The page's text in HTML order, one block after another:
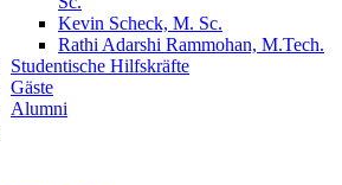
Kevin Scheck, M. Sc.
Rathi Adarshi Rammohan, M.Tech.
Studentische Hilfskräfte
Gäste
Alumni